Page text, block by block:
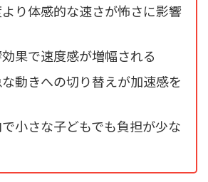
り体感的な速さが怖さに影響
果で速度感が増幅される
動きへの切り替えが加速感を
小さな子どもでも負担が少な